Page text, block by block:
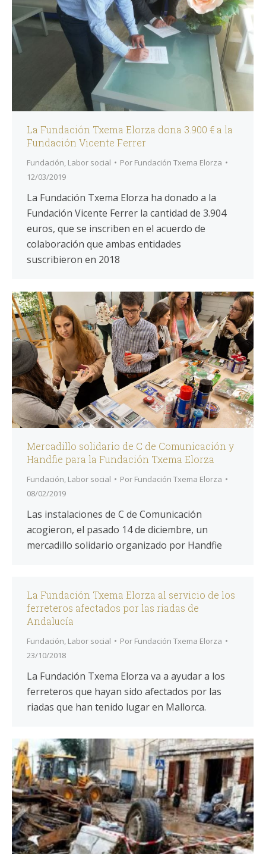
La Fundación Txema Elorza dona 3.900 € a la
Fundación Vicente Ferrer
Fundación, Labor social Por Fundación Txema Elorza
12/03/2019
La Fundación Txema Elorza ha donado a la
Fundación Vicente Ferrer la cantidad de 3.904
euros, que se inscriben en el acuerdo de
colaboración que ambas entidades
suscribieron en 2018
Mercadillo solidario de C de Comunicación y
Handfie para la Fundación Txema Elorza
Fundación, Labor social Por Fundación Txema Elorza
08/02/2019
Las instalaciones de C de Comunicación
acogieron, el pasado 14 de diciembre, un
mercadillo solidario organizado por Handfie
La Fundación Txema Elorza al servicio de los
ferreteros afectados por las riadas de
Andalucía
Fundación, Labor social Por Fundación Txema Elorza
23/10/2018
La Fundación Txema Elorza va a ayudar a los
ferreteros que hayan sido afectados por las
riadas que han tenido lugar en Mallorca.